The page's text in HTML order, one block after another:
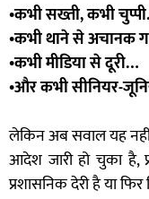
•कभी सख्ती, कभी
•कभी थाने से अचानक
•कभी मीडिया से दूरी…
•और कभी सीनियर-
लेकिन अब सवाल यह
आदेश जारी हो चुका है,
प्रशासनिक देरी है या